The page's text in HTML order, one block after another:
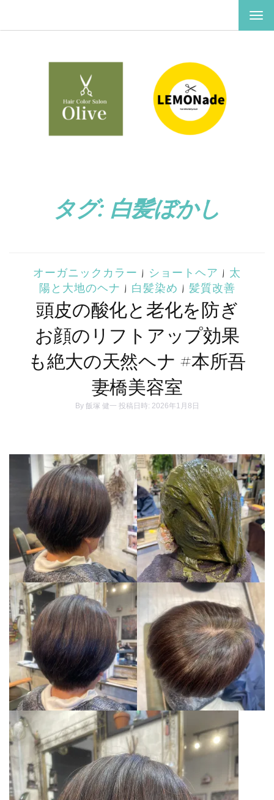
ナ
ゲ
タグ: 白髪ぼかし
オーガニックカラー | ショートヘア | 太
陽と大地のヘナ | 白髪染め | 髪質改善
頭皮の酸化と老化を防ぎ
お顔のリフトアップ効果
も絶大の天然ヘナ #本所吾
妻橋美容室
By 飯塚 健一 投稿日時: 2026年1月8日